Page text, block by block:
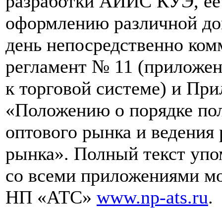
оформлению различной
день непосредственно
регламент № 11
к торговой системе) и
«Положению о порядке
оптового рынка и ведения
рынка». Полный текст
со всеми приложениями
НП «АТС» www.np-ats.ru.